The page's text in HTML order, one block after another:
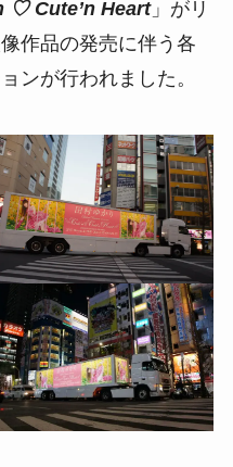
♡ Cute’n Heart」がリ
作品の発売に伴う各
ンが行われました。